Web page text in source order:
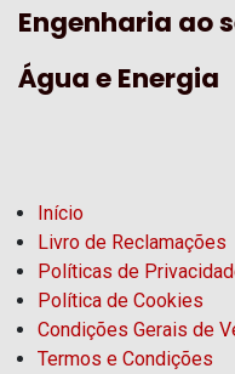
Engenharia ao
Água e Energia
Início
Livro de Reclamações
Políticas de
Política de Cookies
Condições Gerais de
Termos e Condições